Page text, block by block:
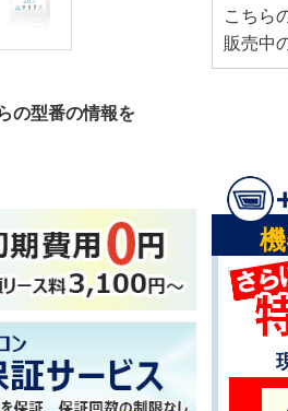
の型番の情報を
こちら
販売中